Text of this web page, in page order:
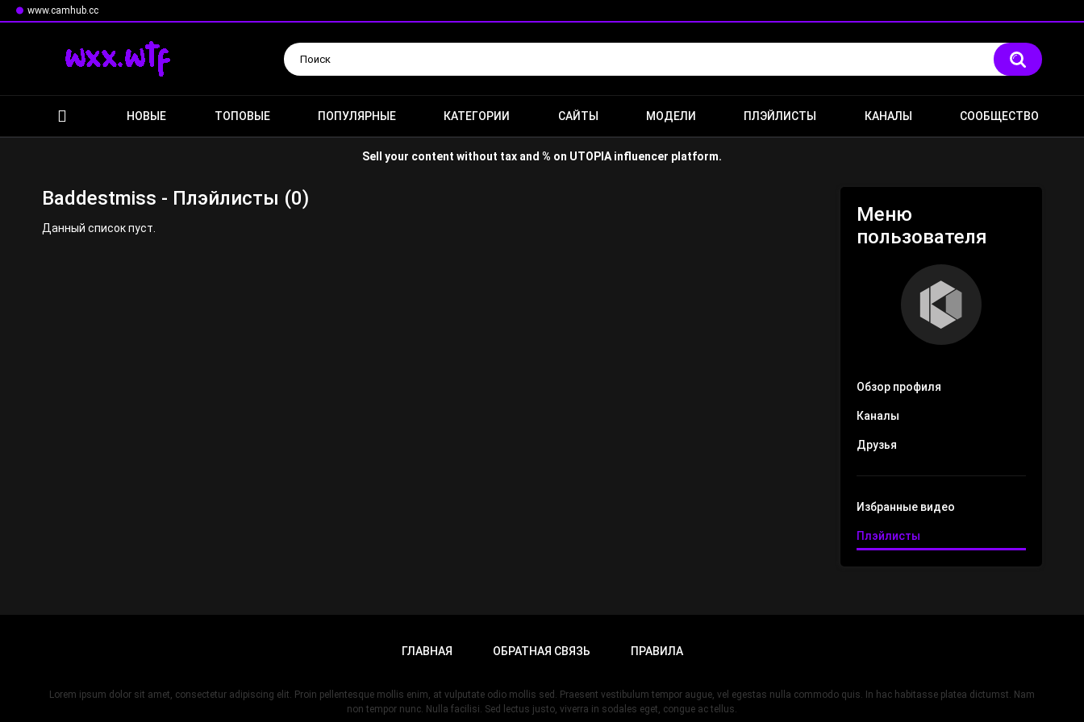
www.camhub.cc
НОВЫЕ ТОПОВЫЕ ПОПУЛЯРНЫЕ КАТЕГОРИИ САЙТЫ МОДЕЛИ ПЛЭЙЛИСТЫ КАНАЛЫ СООБЩЕСТВО
Sell your content without tax and % on UTOPIA influencer platform.
Меню
пользователя
Обзор профиля
Каналы
Друзья
Избранные видео
Плэйлисты
Baddestmiss - Плэйлисты (0)
Данный список пуст.
ГЛАВНАЯ ОБРАТНАЯ СВЯЗЬ ПРАВИЛА
Lorem ipsum dolor sit amet, consectetur adipiscing elit. Proin pellentesque mollis enim, at vulputate odio mollis sed. Praesent vestibulum tempor augue, vel egestas nulla commodo quis. In hac habitasse platea dictumst. Nam
non tempor nunc. Nulla facilisi. Sed lectus justo, viverra in sodales eget, congue ac tellus.